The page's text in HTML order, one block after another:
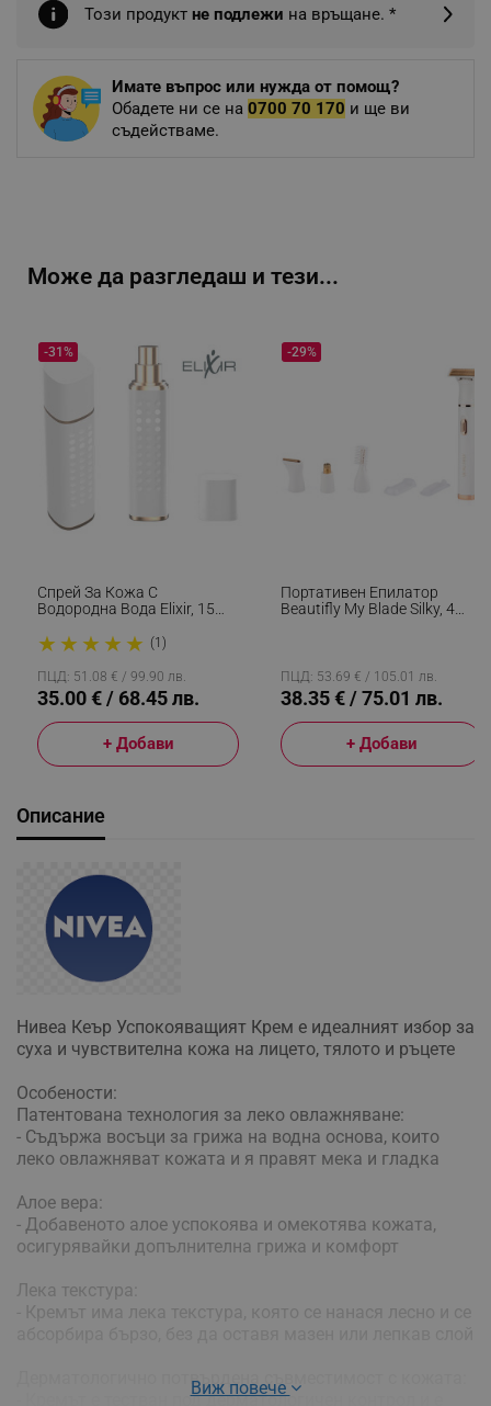
Този продукт не подлежи на връщане. *
Имате въпрос или нужда от помощ?
Обадете ни се на 0700 70 170 и ще ви
съдействаме.
Може да разгледаш и тези...
Спрей За Кожа С
Водородна Вода Elixir, 15
Ефект, Антиоксидантно
Действие, Бял
★ ★ ★ ★ ★ (1)
-31%
ПЦД: 51.08 € / 99.90 лв.
35.00 € / 68.45 лв.
+ Добави
Портативен Епилатор
Beautifly My Blade Silky, 4
Златист
-29%
ПЦД: 53.69 € / 105.01 лв.
38.35 € / 75.01 лв.
+ Добави
Описание
Нивеа Кеър Успокояващият Крем е идеалният избор за
суха и чувствителна кожа на лицето, тялото и ръцете
Особености:
Патентована технология за леко овлажняване:
- Съдържа восъци за грижа на водна основа, които
леко овлажняват кожата и я правят мека и гладка
Алое вера:
- Добавеното алое успокоява и омекотява кожата,
осигурявайки допълнителна грижа и комфорт
Лека текстура:
- Кремът има лека текстура, която се нанася лесно и се
Дерматологично потвърдена съвместимост с кожата:
- Кремът е тестван под дерматологичен контрол и е
Виж повече